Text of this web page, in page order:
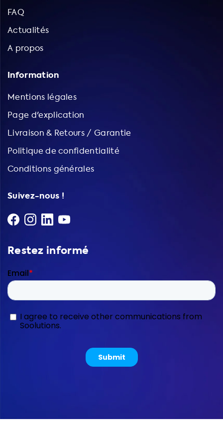
FAQ
Actualités
A propos
Information
Mentions légales
Page d'explication
Livraison & Retours / Garantie
Politique de confidentialité
Conditions générales
Suivez-nous !
Restez informé